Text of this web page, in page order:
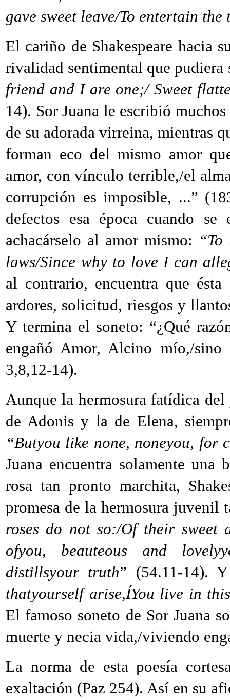
gave sweet leave/To entertain
El cariño de Shakespeare hacia
rivalidad sentimental que
friend and I are one;/ Sweet
14). Sor Juana le escribió
de su adorada virreina, mientras
forman eco del mismo amor
amor, con vínculo terrible,/el
corrupción es imposible, ...”
defectos esa época cuando
achacárselo al amor mismo:
laws/Since why to love I can
al contrario, encuentra que
ardores, solicitud, riesgos y
Y termina el soneto: “¿Qué
engañó Amor, Alcino mío,/
3,8,12-14).
Aunque la hermosura fatídica
de Adonis y la de Elena,
“Butyou like none, noneyou, for
Juana encuentra solamente
rosa tan pronto marchita,
promesa de la hermosura juvenil
roses do not so:/Of their sweet
ofyou, beauteous and
distillsyour truth” (54.11-14).
thatyourself arise,ÍYou live in
El famoso soneto de Sor Juana
muerte y necia vida,/viviendo
La norma de esta poesía
exaltación (Paz 254). Así en su